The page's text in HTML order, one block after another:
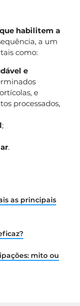
habilitem a
a um
como:
e
e
processados,
;
.
as principais
mito ou